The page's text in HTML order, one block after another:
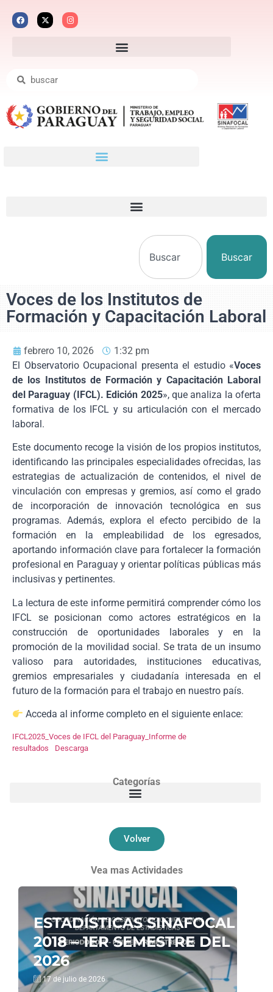
Buscar
Voces de los Institutos de
Formación y Capacitación Laboral
febrero 10, 2026
1:32 pm
El Observatorio Ocupacional presenta el estudio «Voces
de los Institutos de Formación y Capacitación Laboral
del Paraguay (IFCL). Edición 2025», que analiza la oferta
formativa de los IFCL y su articulación con el mercado
laboral.
Este documento recoge la visión de los propios institutos,
identificando las principales especialidades ofrecidas, las
estrategias de actualización de contenidos, el nivel de
vinculación con empresas y gremios, así como el grado
de incorporación de innovación tecnológica en sus
programas. Además, explora el efecto percibido de la
formación en la empleabilidad de los egresados,
aportando información clave para fortalecer la formación
profesional en Paraguay y orientar políticas públicas más
inclusivas y pertinentes.
La lectura de este informe permitirá comprender cómo los
IFCL se posicionan como actores estratégicos en la
construcción de oportunidades laborales y en la
promoción de la movilidad social. Se trata de un insumo
valioso para autoridades, instituciones educativas,
gremios empresariales y ciudadanía interesada en el
futuro de la formación para el trabajo en nuestro país.
Acceda al informe completo en el siguiente enlace:
IFCL2025_Voces de IFCL del Paraguay_Informe de
resultados
Descarga
Categorías
Volver
Vea mas Actividades
ESTADÍSTICAS SINAFOCAL
2018 – 1ER SEMESTRE DEL
2026
17 de julio de 2026